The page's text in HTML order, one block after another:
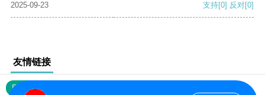
2025-09-23 支持[0] 反对[0]
友情链接
网站地图